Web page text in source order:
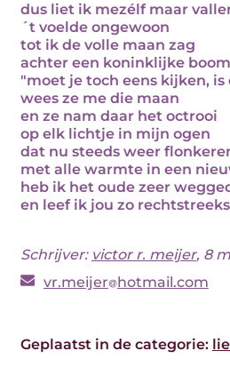
dus liet ik mezélf maar
´t voelde ongewoon
tot ik de volle maan zag
achter een koninklijke boom
"moet je toch eens kijken,
wees ze me die maan
en ze nam daar het octrooi
op elk lichtje in mijn ogen
dat nu steeds weer
met alle warmte in een
heb ik het oude zeer
en leef ik jou zo
Schrijver: victor r. meijer, 8
vr.meijer hotmail.com
Geplaatst in de categorie: